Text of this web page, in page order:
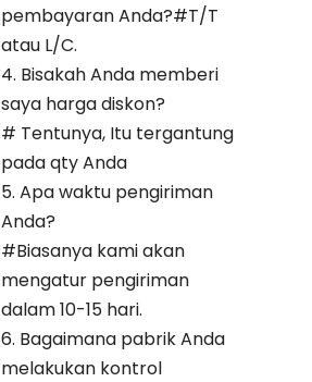
pembayaran Anda?#T/T
atau L/C.
4. Bisakah Anda memberi
saya harga diskon?
# Tentunya, Itu tergantung
pada qty Anda
5. Apa waktu pengiriman
Anda?
#Biasanya kami akan
mengatur pengiriman
dalam 10-15 hari.
6. Bagaimana pabrik Anda
melakukan kontrol